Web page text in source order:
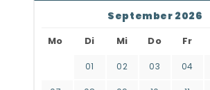
September 2026
Mo Di Mi Do Fr
01 02 03 04